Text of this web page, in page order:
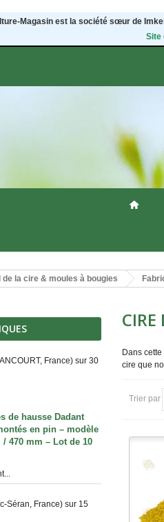
Magasin est la société sœur de
Site
de la cire & moules à bougies
France) sur 30
de hausse Dadant
en pin – modèle
/ 470 mm – Lot de 10
Séran, France) sur 15
CIRE
Dans
cire que
Trier par